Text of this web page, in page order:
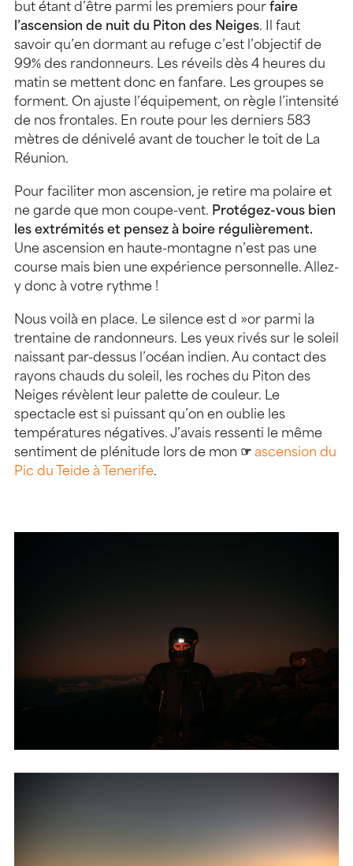
but étant d’être parmi les premiers pour faire
l’ascension de nuit du Piton des Neiges. Il faut
savoir qu’en dormant au refuge c’est l’objectif de
99% des randonneurs. Les réveils dès 4 heures du
matin se mettent donc en fanfare. Les groupes se
forment. On ajuste l’équipement, on règle l’intensité
de nos frontales. En route pour les derniers 583
mètres de dénivelé avant de toucher le toit de La
Réunion.
Pour faciliter mon ascension, je retire ma polaire et
ne garde que mon coupe-vent. Protégez-vous bien
les extrémités et pensez à boire régulièrement.
Une ascension en haute-montagne n’est pas une
course mais bien une expérience personnelle. Allez-
y donc à votre rythme !
Nous voilà en place. Le silence est d »or parmi la
trentaine de randonneurs. Les yeux rivés sur le soleil
naissant par-dessus l’océan indien. Au contact des
rayons chauds du soleil, les roches du Piton des
Neiges révèlent leur palette de couleur. Le
spectacle est si puissant qu’on en oublie les
températures négatives. J’avais ressenti le même
sentiment de plénitude lors de mon ☞ ascension du
Pic du Teide à Tenerife.